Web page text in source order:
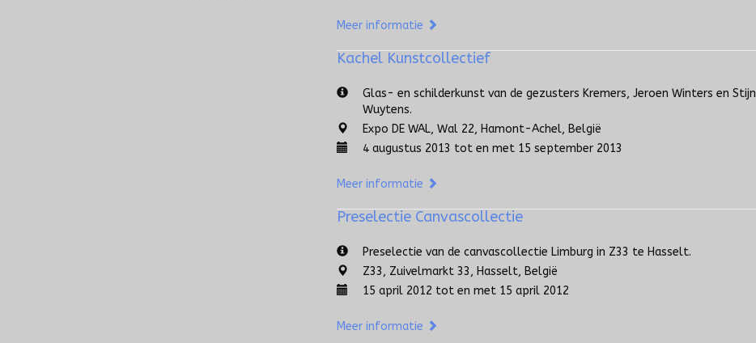
Meer informatie
Kachel Kunstcollectief
Glas- en schilderkunst van de gezusters Kremers, Jeroen Winters en Stijn
Wuytens.
Expo DE WAL, Wal 22, Hamont-Achel, België
4 augustus 2013 tot en met 15 september 2013
Meer informatie
Preselectie Canvascollectie
Preselectie van de canvascollectie Limburg in Z33 te Hasselt.
Z33, Zuivelmarkt 33, Hasselt, België
15 april 2012 tot en met 15 april 2012
Meer informatie